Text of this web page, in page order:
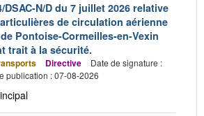
DSAC-N/D du 7 juillet 2026 relative
de circulation aérienne
Pontoise-Cormeilles-en-Vexin
trait à la sécurité.
Directive
Date de signature :
publication : 07-08-2026